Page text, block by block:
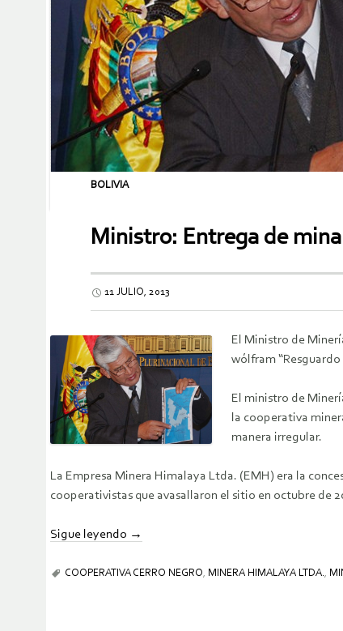
BOLIVIA
Ministro: Entrega de
11 JULIO, 2013
El Ministro de
wólfram
El ministro de
la cooperativa
manera irregular.
La Empresa Minera Himalaya Ltda. (EMH) era la
cooperativistas que avasallaron el sitio en octubre de
Sigue leyendo →
COOPERATIVA CERRO NEGRO, MINERA HIMALAYA LTDA.,